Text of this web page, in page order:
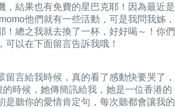
，結果也有免費的星巴克耶！因為最近是
他們就有一些活動，可是我問我姊，
！總之我就去換了一杯，好好喝～！你們
可以在下面留言告訴我哦！
留言給我時候，真的看了感動快要哭了，
時候，她傳簡訊給我，她是一位香港的
是聽你的愛情肯定句，每次聽都會讓我的